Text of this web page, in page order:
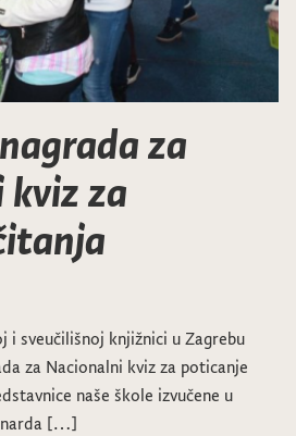
za
za
i sveučilišnoj knjižnici u Zagrebu
za Nacionalni kviz za poticanje
naše škole izvučene u
[…]